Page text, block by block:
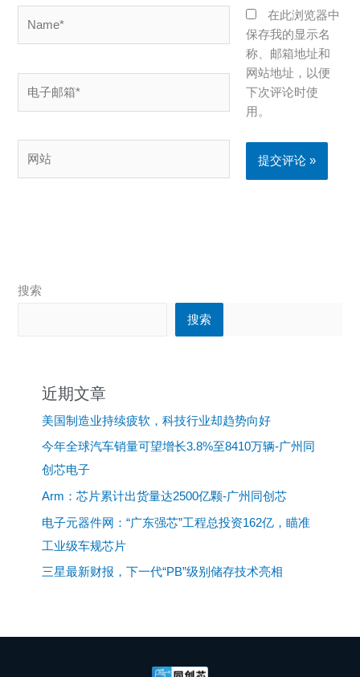
箱
站
在此浏览器中
保存我的显示名
称、邮箱地址和
网站地址，以便
下次评论时使
用。
搜索
搜索
近期文章
美国制造业持续疲软，科技行业却趋势向好
今年全球汽车销量可望增长3.8%至8410万辆-广州同
创芯电子
Arm：芯片累计出货量达2500亿颗-广州同创芯
电子元器件网：“广东强芯”工程总投资162亿，瞄准
工业级车规芯片
三星最新财报，下一代“PB”级别储存技术亮相